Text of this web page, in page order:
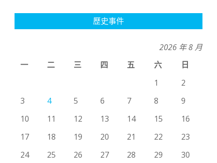
歷史事件
2026 年 8 月
一
二 三 四 五 六
日
1
2
3
4 5 6 7 8
9
10
11 12 13 14 15
16
17
18 19 20 21 22
23
24
25 26 27 28 29
30